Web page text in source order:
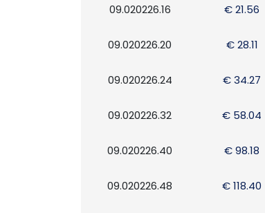
09.020226.16 € 21.56
09.020226.20 € 28.11
09.020226.24 € 34.27
09.020226.32 € 58.04
09.020226.40 € 98.18
09.020226.48 € 118.40